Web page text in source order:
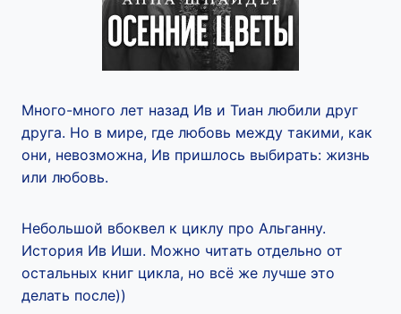
Много-много лет назад Ив и Тиан любили друг
друга. Но в мире, где любовь между такими, как
они, невозможна, Ив пришлось выбирать: жизнь
или любовь.
Небольшой вбоквел к циклу про Альганну.
История Ив Иши. Можно читать отдельно от
остальных книг цикла, но всё же лучше это
делать после))